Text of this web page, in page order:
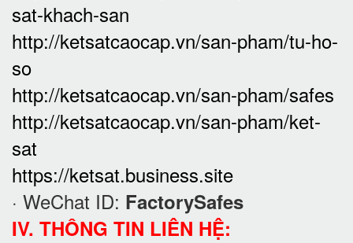
sat-khach-san
http://ketsatcaocap.vn/san-pham/tu-ho-
so
http://ketsatcaocap.vn/san-pham/safes
http://ketsatcaocap.vn/san-pham/ket-
sat
https://ketsat.business.site
· WeChat ID: FactorySafes
IV. THÔNG TIN LIÊN HỆ: